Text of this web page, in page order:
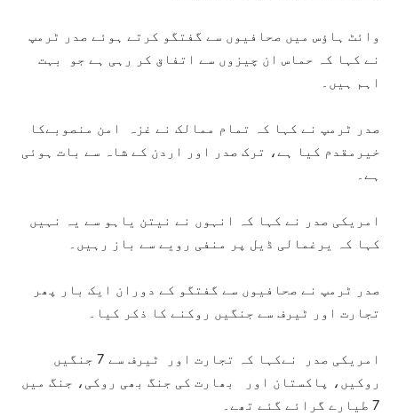
وائٹ ہاؤس میں صحافیوں سے گفتگو کرتے ہوئے صدر ٹرمپ
نے کہا کہ حماس ان چیزوں سے اتفاق کر رہی ہے جو بہت
اہم ہیں۔
صدر ٹرمپ نے کہا کہ تمام ممالک نے غزہ امن منصوبےکا
خیرمقدم کیا ہے، ترک صدر اور اردن کے شاہ سے بات ہوئی
ہے۔
امریکی صدر نے کہا کہ انہوں نے نیتن یاہو سے یہ نہیں
کہا کہ یرغمالی ڈیل پر منفی رویے سے باز رہیں۔
صدر ٹرمپ نے صحافیوں سے گفتگو کے دوران ایک بار پھر
تجارت اور ٹیرف سے جنگیں روکنے کا ذکر کیا۔
امریکی صدر نےکہا کہ تجارت اور ٹیرف سے 7 جنگیں
روکیں، پاکستان اور بھارت کی جنگ بھی روکی، جنگ میں
7 طیارے گرائے گئے تھے۔